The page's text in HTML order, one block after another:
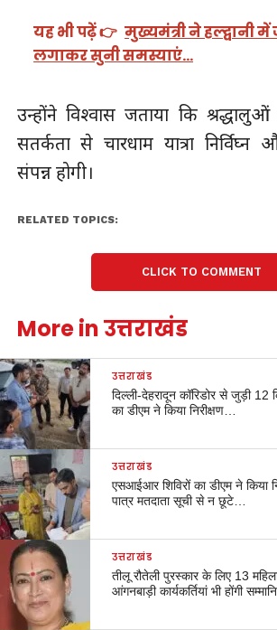
यह भी पढ़ें 👉 मुख्यमंत्री ने हल्द्वानी
लगाकर सुनी समस्याएं…
उन्होंने विश्वास जताया कि
सतर्कता से चारधाम यात्रा
संपन्न होगी।
RELATED TOPICS:
CLICK TO COMMENT
More in उत्तराखंड
उत्तराखंड
दिल्ली-देहरादून कॉरिडोर से जुड़ी 12
का डीएम ने किया निरीक्षण…
उत्तराखंड
एसआईआर शिविरों का डीएम ने किया
पात्र मतदाता सूची से न छूटे…
उत्तराखंड
तीलू रौतेली पुरस्कार के लिए 13
आंगनबाड़ी कार्यकर्तियां भी होंगी